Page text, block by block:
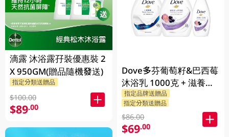
滴露 沐浴露孖裝優惠裝 2
X 950GM(贈品隨機發送)
指定分類送贈品
$100.00
$89.00
Dove多芬葡萄籽&巴西莓
沐浴乳 1000克 + 滋養柔
嫰沐浴乳 1000克 + 隨機
贈品 200克
指定品牌送贈品
指定分類送贈品
$86.00
$69.00